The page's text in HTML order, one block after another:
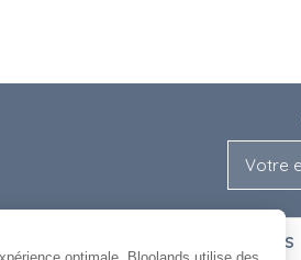
ENTRE NOUS